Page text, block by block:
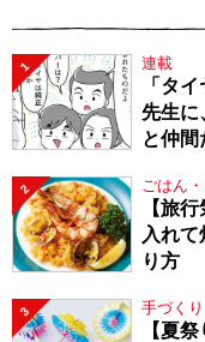
1 連載
「タ
先生に
と仲
2 ごはん
【旅
入れ
り方
3 手づくり
【夏